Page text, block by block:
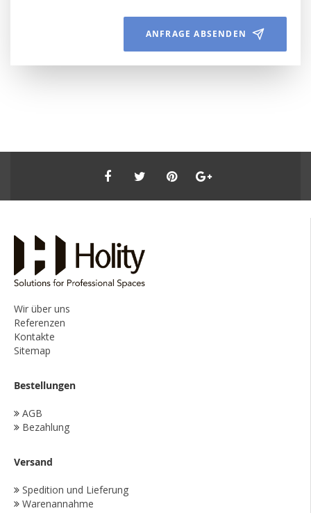
ANFRAGE ABSENDEN
Wir über uns
Referenzen
Kontakte
Sitemap
Bestellungen
AGB
Bezahlung
Versand
Spedition und Lieferung
Warenannahme